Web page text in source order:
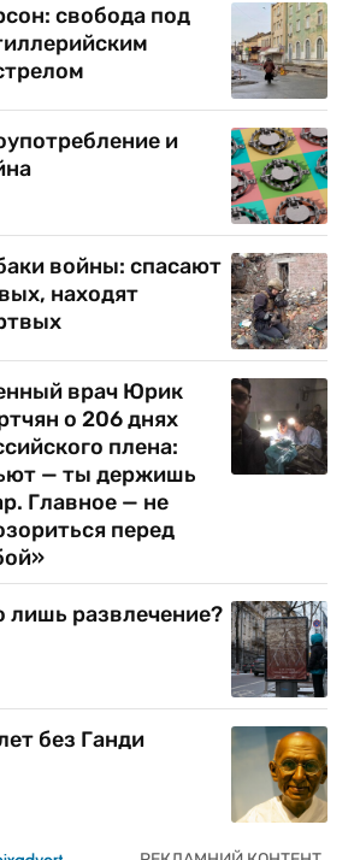
свобода под
и
войны: спасают
находят
врач Юрик
о 206 днях
плена:
— ты держишь
Главное — не
перед
лишь развлечение?
без Ганди